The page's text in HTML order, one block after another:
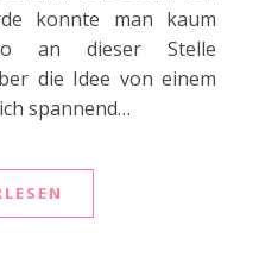
konnte man kaum
an dieser Stelle
die Idee von einem
spannend…